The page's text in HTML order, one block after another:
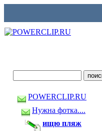
POWERCLIP.RU
Нужна фотка....
ищю пляж